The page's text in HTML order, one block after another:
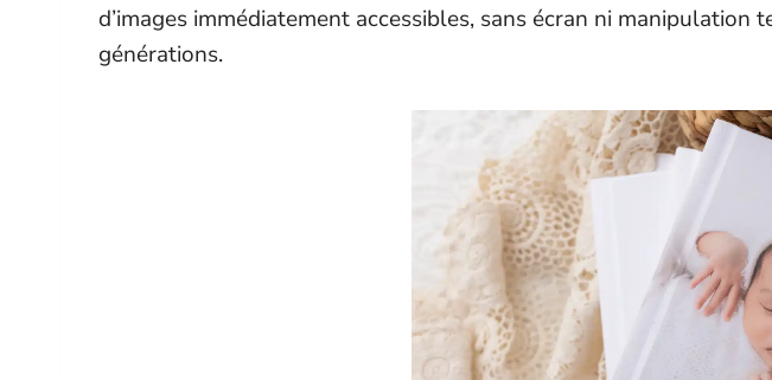
d’images immédiatement accessibles, sans écran ni
générations.